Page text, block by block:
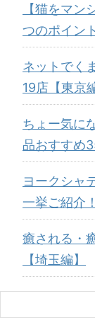
【猫をマ
つのポイント
ネットでく
19店【東京
ちょー気に
品おすすめ
ヨークシャ
一挙ご紹介！
癒される・
【埼玉編】